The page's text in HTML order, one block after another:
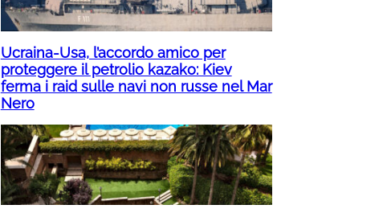
Ucraina-Usa, l’accordo amico per
proteggere il petrolio kazako: Kiev
ferma i raid sulle navi non russe nel Mar
Nero